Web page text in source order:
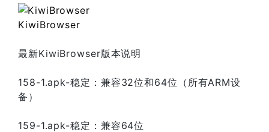
KiwiBrowser
最新KiwiBrowser版本说明
158-1.apk-稳定：兼容32位和64位（所有ARM设
备）
159-1.apk-稳定：兼容64位